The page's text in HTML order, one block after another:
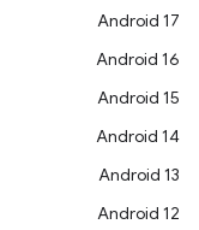
Android 17
Android 16
Android 15
Android 14
Android 13
Android 12